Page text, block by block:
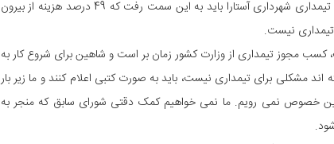
میلیارد تومان آن از اسپانسرها جذب شود و حتی مشابه تیمداری شهرداری آستارا باید به این سمت رفت که 49 درصد هزینه از بیرون
تیمداری نیست.
کسب مجوز تیمداری از وزارت کشور زمان بر است و شاهین برای شروع کار به
مشکلی برای تیمداری نیست، باید به صورت کتبی اعلام کنند و ما زیر بار
خصوص نمی رویم. ما نمی خواهیم کمک دقتی شورای سابق که منجر به